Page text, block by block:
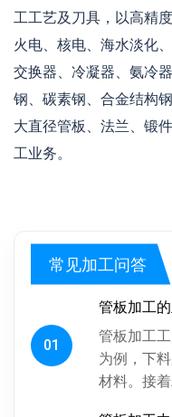
工工艺及刀具，以高精
火电、核电、海水淡化
交换器、冷凝器、氨冷
钢、碳素钢、合金结构
大直径管板、法兰、锻
工业务。
常见加工问答
01
管板加工
管板加工
为例，下
材料。接